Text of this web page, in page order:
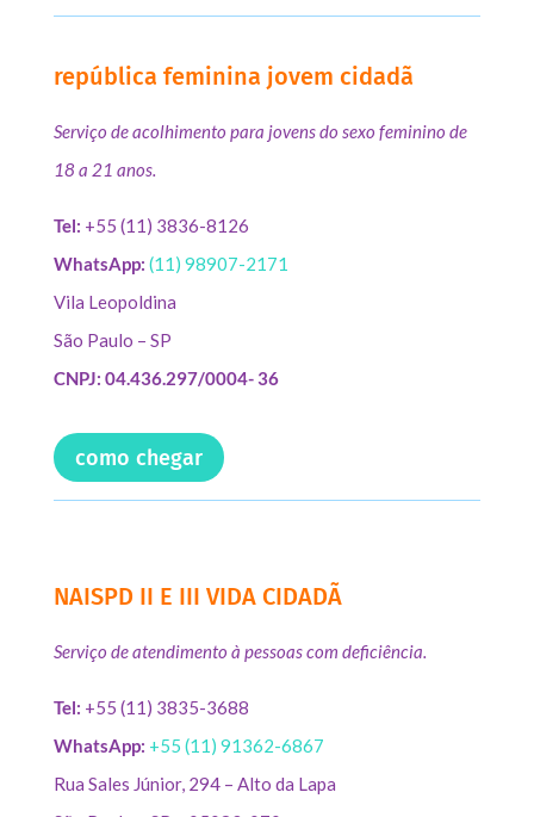
república feminina jovem cidadã
Serviço de acolhimento para jovens do sexo feminino de
18 a 21 anos.
Tel: +55 (11) 3836-8126
WhatsApp: (11) 98907-2171
Vila Leopoldina
São Paulo – SP
CNPJ: 04.436.297/0004- 36
como chegar
NAISPD II E III VIDA CIDADÃ
Serviço de atendimento à pessoas com deficiência.
Tel: +55 (11) 3835-3688
WhatsApp: +55 (11) 91362-6867
Rua Sales Júnior, 294 – Alto da Lapa